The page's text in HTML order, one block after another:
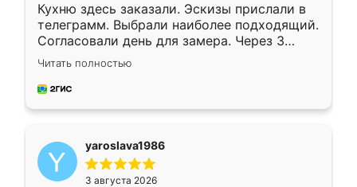
Кухню здесь заказали. Эскизы прислали в
телеграмм. Выбрали наиболее подходящий.
Согласовали день для замера. Через 3
недели кухня была уже готова. Остались
довольны работой. Спасибо Ренессанс
мебель за качественную работу!
Читать полностью
yaroslava1986
3 августа 2026